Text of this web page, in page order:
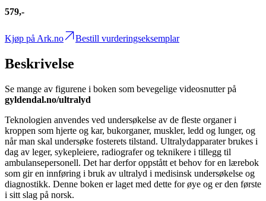
579,-
Kjøp på Ark.no Bestill vurderingseksemplar
Beskrivelse
Se mange av figurene i boken som bevegelige videosnutter på
gyldendal.no/ultralyd
Teknologien anvendes ved undersøkelse av de fleste organer i
kroppen som hjerte og kar, bukorganer, muskler, ledd og lunger, og
når man skal undersøke fosterets tilstand. Ultralydapparater brukes i
dag av leger, sykepleiere, radiografer og teknikere i tillegg til
ambulansepersonell. Det har derfor oppstått et behov for en lærebok
som gir en innføring i bruk av ultralyd i medisinsk undersøkelse og
diagnostikk. Denne boken er laget med dette for øye og er den første
i sitt slag på norsk.